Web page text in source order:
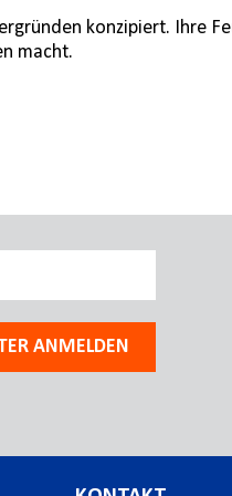
konzipiert. Ihre
macht.
ANMELDEN